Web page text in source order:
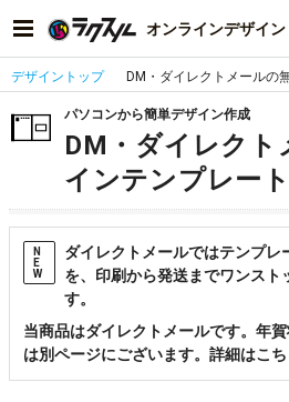
オンラインデザイン
デザイントップ DM・ダイレクトメールの
パソコンから簡単デザイン作成
DM・ダイレクト
インテンプレー
N
E
W
ダイレクトメールではテンプレ
を、印刷から発送までワンスト
す。
当商品はダイレクトメールです。年
は別ページにございます。詳細はこち